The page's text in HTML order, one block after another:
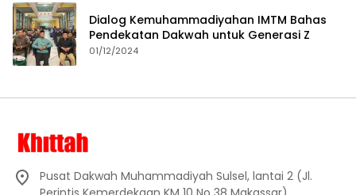
Dialog Kemuhammadiyahan IMTM Bahas
Pendekatan Dakwah untuk Generasi Z
01/12/2024
Pusat Dakwah Muhammadiyah Sulsel, lantai 2 (Jl.